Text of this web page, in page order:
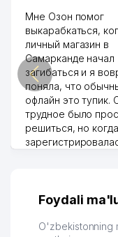
Мне Озон помог
выкарабкаться,
личный магазин в
Самарканде начал
загибаться и я
поняла, что
офлайн это тупик.
трудное было
решиться, но когда
на себя доставку
хранение
Foydali
O'zbekistonning